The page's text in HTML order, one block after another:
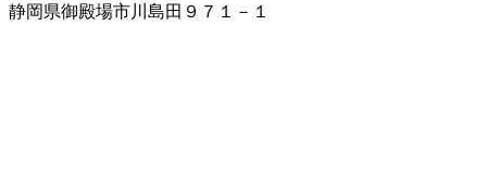
静岡県御殿場市川島田９７１－１